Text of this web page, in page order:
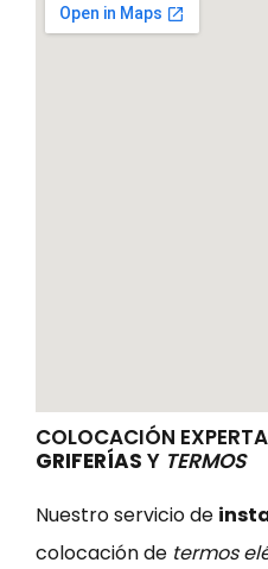
COLOCACIÓN
GRIFERÍAS Y TERMOS
Nuestro servicio de
colocación de termos